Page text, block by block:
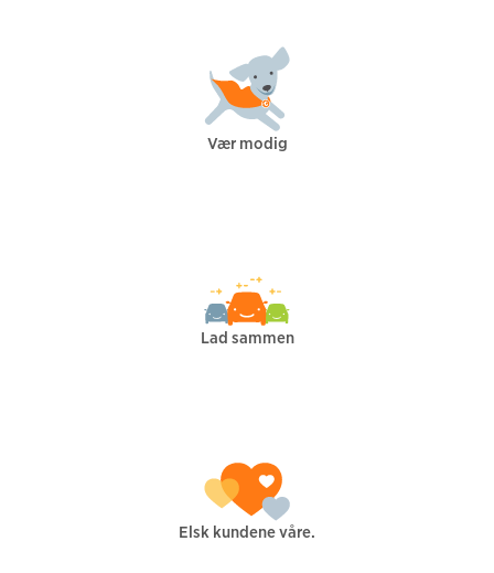
Vær modig
Lad sammen
Elsk kundene våre.